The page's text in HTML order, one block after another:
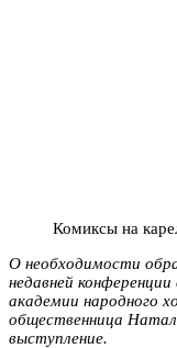
Комиксы на
О необходимости
недавней
академии народного
общественница
выступление.